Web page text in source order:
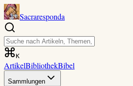
Sacraresponda
K
ArtikelBibliothekBibel
Sammlungen